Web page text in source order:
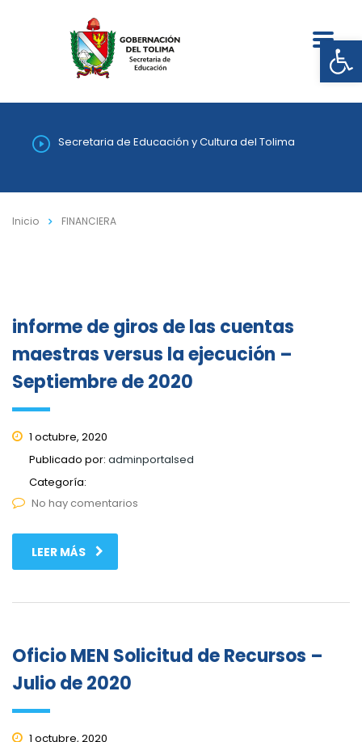
Secretaria de Educación y Cultura del Tolima
Inicio FINANCIERA
informe de giros de las cuentas
maestras versus la ejecución –
Septiembre de 2020
1 octubre, 2020
Publicado por: adminportalsed
Categoría:
No hay comentarios
LEER MÁS
Oficio MEN Solicitud de Recursos –
Julio de 2020
1 octubre, 2020